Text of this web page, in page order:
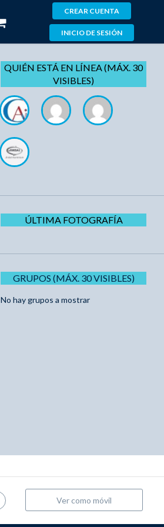
CREAR CUENTA
INICIO DE SESIÓN
QUIÉN ESTÁ EN LÍNEA (MÁX. 30
VISIBLES)
ÚLTIMA FOTOGRAFÍA
GRUPOS (MÁX. 30 VISIBLES)
No hay grupos a mostrar